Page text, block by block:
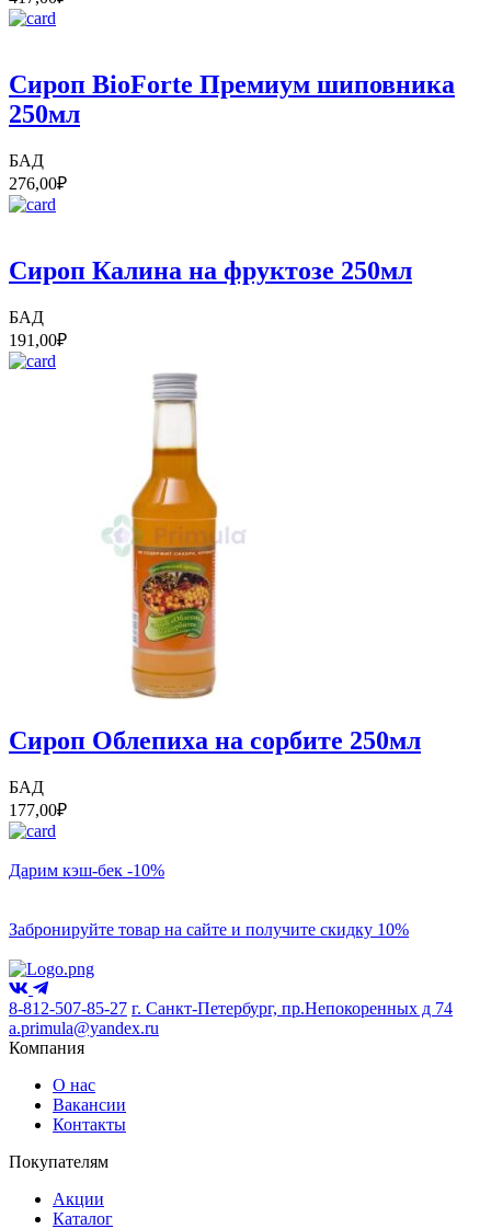
Сироп BioForte Премиум шиповника
250мл
БАД
276,00₽
Сироп Калина на фруктозе 250мл
БАД
191,00₽
Сироп Облепиха на сорбите 250мл
БАД
177,00₽
Дарим кэш-бек -10%
Забронируйте товар на сайте и получите скидку 10%
8-812-507-85-27 г. Санкт-Петербург, пр.Непокоренных д 74
a.primula@yandex.ru
Компания
О нас
Вакансии
Контакты
Покупателям
Акции
Каталог